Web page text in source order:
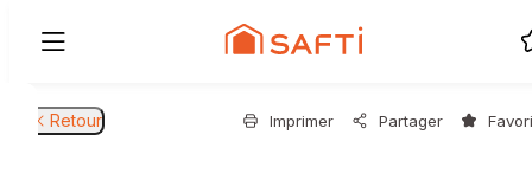
Retour Imprimer Partager